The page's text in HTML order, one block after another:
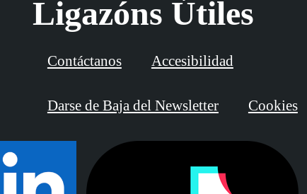
Ligazóns Útiles
Contáctanos Accesibilidad
Darse de Baja del Newsletter Cookies